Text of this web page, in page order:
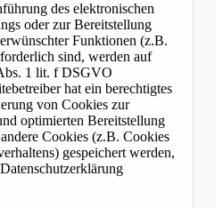
des elektronischen
oder zur Bereitstellung
Funktionen (z.B.
sind, werden auf
1 lit. f DSGVO
hat ein berechtigtes
von Cookies zur
optimierten Bereitstellung
Cookies (z.B. Cookies
gespeichert werden,